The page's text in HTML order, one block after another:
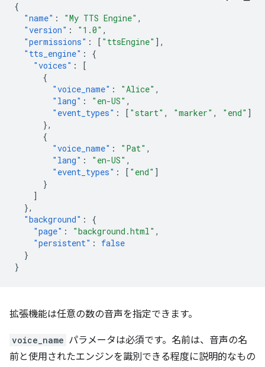
{
"name" : "My TTS Engine" ,
"version" : "1.0" ,
"permissions" : [ "ttsEngine" ],
"tts_engine" :
{
"voices" :
[
{
"voice_name" : "Alice" ,
"lang" : "en-US" ,
"event_types" : [ "start" , "marker" , "end" ]
},
{
"voice_name" : "Pat" ,
"lang" : "en-US" ,
"event_types" : [ "end" ]
}
]
},
"background" :
{
"page" : "background.html" ,
"persistent" :
false
}
}
拡張機能は任意の数の音声を指定できます。
voice_name パラメータは必須です。名前は、音声の名
前と使用されたエンジンを識別できる程度に説明的なもの